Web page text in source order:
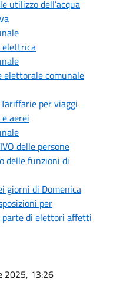
utilizzo dell’acqua
elettrica
elettorale comunale
per viaggi
aerei
delle persone
delle funzioni di
giorni di Domenica
per
parte di elettori affetti
2025, 13:26